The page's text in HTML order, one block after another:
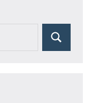
Поиск